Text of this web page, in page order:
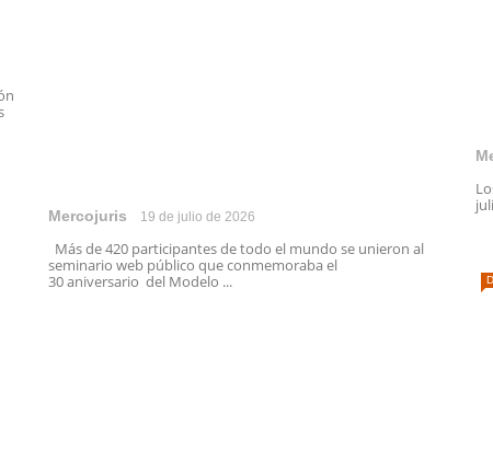
Mercojuris 19 de julio de 2026
Más de 420 participantes de todo el mundo se unieron al
seminario web público que conmemoraba el
30 aniversario del Modelo ...